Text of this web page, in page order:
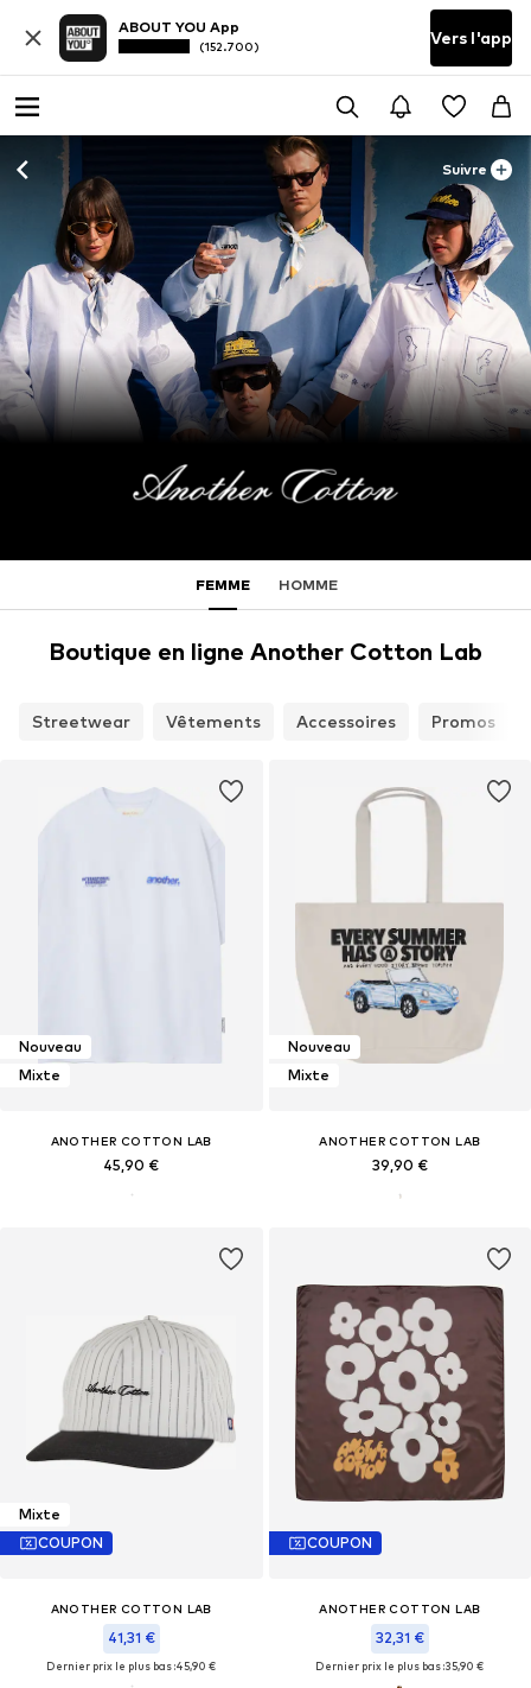
ABOUT YOU App
(152.700) Vers l'app
Suivre
FEMME HOMME
Boutique en ligne Another Cotton Lab
Streetwear Vêtements Accessoires Promos
Nouveau
Mixte
ANOTHER COTTON LAB
45,90 €
Nouveau
Mixte
ANOTHER COTTON LAB
39,90 €
Mixte
COUPON
ANOTHER COTTON LAB
41,31 €
Dernier prix le plus bas :45,90 €
COUPON
ANOTHER COTTON LAB
32,31 €
Dernier prix le plus bas :35,90 €